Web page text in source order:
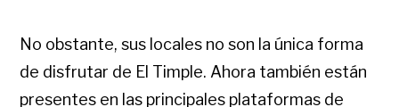
No obstante, sus locales no son la única forma
de disfrutar de El Timple. Ahora también están
presentes en las principales plataformas de